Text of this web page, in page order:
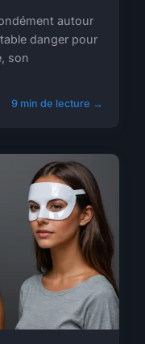
autour
danger pour
son
9 min de lecture →